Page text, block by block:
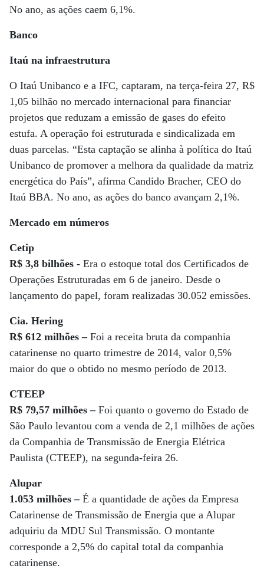
No ano, as ações caem 6,1%.
Banco
Itaú na infraestrutura
O Itaú Unibanco e a IFC, captaram, na terça-feira 27, R$
1,05 bilhão no mercado internacional para financiar
projetos que reduzam a emissão de gases do efeito
estufa. A operação foi estruturada e sindicalizada em
duas parcelas. “Esta captação se alinha à política do Itaú
Unibanco de promover a melhora da qualidade da matriz
energética do País”, afirma Candido Bracher, CEO do
Itaú BBA. No ano, as ações do banco avançam 2,1%.
Mercado em números
Cetip
R$ 3,8 bilhões - Era o estoque total dos Certificados de
Operações Estruturadas em 6 de janeiro. Desde o
lançamento do papel, foram realizadas 30.052 emissões.
Cia. Hering
R$ 612 milhões –Foi a receita bruta da companhia
catarinense no quarto trimestre de 2014, valor 0,5%
maior do que o obtido no mesmo período de 2013.
CTEEP
R$ 79,57 milhões –Foi quanto o governo do Estado de
São Paulo levantou com a venda de 2,1 milhões de ações
da Companhia de Transmissão de Energia Elétrica
Paulista (CTEEP), na segunda-feira 26.
Alupar
1.053 milhões –É a quantidade de ações da Empresa
Catarinense de Transmissão de Energia que a Alupar
adquiriu da MDU Sul Transmissão. O montante
corresponde a 2,5% do capital total da companhia
catarinense.